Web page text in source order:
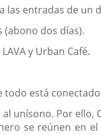
entradas de un
(abono dos días).
y Urban Café.
todo está
unísono. Por
se reúnen en